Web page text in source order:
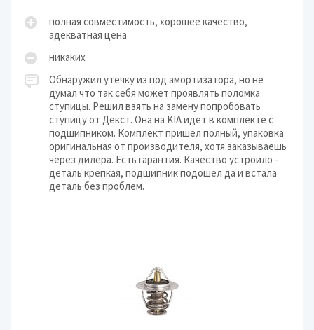
полная совместимость, хорошее качество,
адекватная цена
никаких
Обнаружил утечку из под амортизатора, но не
думал что так себя может проявлять поломка
ступицы. Решил взять на замену попробовать
ступицу от Декст. Она на KIA идет в комплекте с
подшипником. Комплект пришел полный, упаковка
оригинальная от производителя, хотя заказываешь
через дилера. Есть гарантия. Качество устроило -
деталь крепкая, подшипник подошел да и встала
деталь без проблем.